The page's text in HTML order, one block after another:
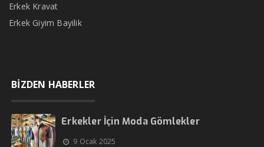
Erkek Kravat
Erkek Giyim Bayilik
BİZDEN HABERLER
Erkekler İçin Moda Gömlekler
9 Ocak 2025